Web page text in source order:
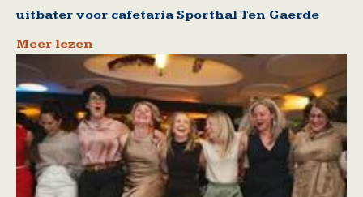
uitbater voor cafetaria Sporthal Ten Gaerde
Meer lezen